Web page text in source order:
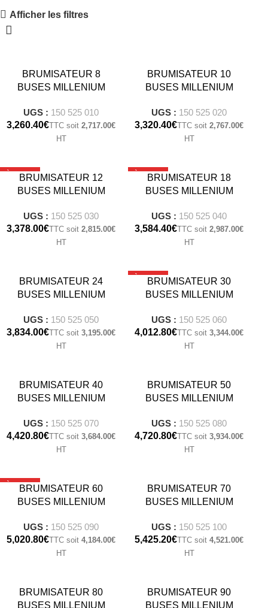
Afficher les filtres
BRUMISATEUR 8
BUSES MILLENIUM
UGS : 150 525 010
€
2,717.00€
BRUMISATEUR 10
BUSES MILLENIUM
UGS : 150 525 020
€
2,767.00€
À LA UNEBRUMISATEUR 12
BUSES MILLENIUM
UGS : 150 525 030
€
2,815.00€
À LA UNEBRUMISATEUR 18
BUSES MILLENIUM
UGS : 150 525 040
€
2,987.00€
BRUMISATEUR 24
BUSES MILLENIUM
UGS : 150 525 050
€
3,195.00€
À LA UNEBRUMISATEUR 30
BUSES MILLENIUM
UGS : 150 525 060
€
3,344.00€
BRUMISATEUR 40
BUSES MILLENIUM
UGS : 150 525 070
€
3,684.00€
BRUMISATEUR 50
BUSES MILLENIUM
UGS : 150 525 080
€
3,934.00€
À LA UNEBRUMISATEUR 60
BUSES MILLENIUM
UGS : 150 525 090
€
4,184.00€
BRUMISATEUR 70
BUSES MILLENIUM
UGS : 150 525 100
€
4,521.00€
BRUMISATEUR 80
BUSES MILLENIUM
BRUMISATEUR 90
BUSES MILLENIUM